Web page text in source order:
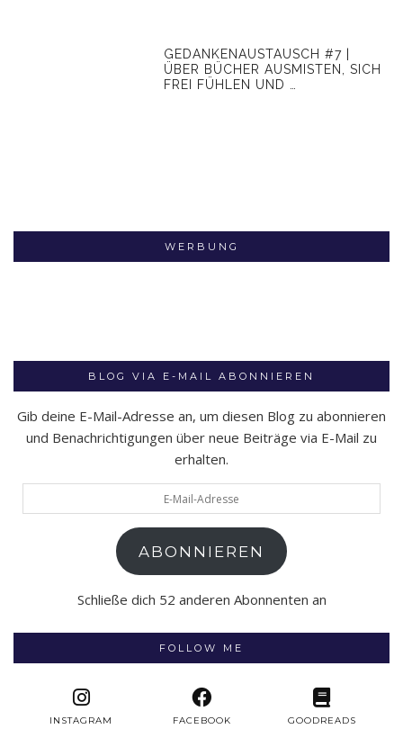
GEDANKENAUSTAUSCH #7 |
ÜBER BÜCHER AUSMISTEN, SICH
FREI FÜHLEN UND …
WERBUNG
BLOG VIA E-MAIL ABONNIEREN
Gib deine E-Mail-Adresse an, um diesen Blog zu abonnieren
und Benachrichtigungen über neue Beiträge via E-Mail zu
erhalten.
Mail-
ABONNIEREN
Schließe dich 52 anderen Abonnenten an
FOLLOW ME
INSTAGRAM FACEBOOK GOODREADS